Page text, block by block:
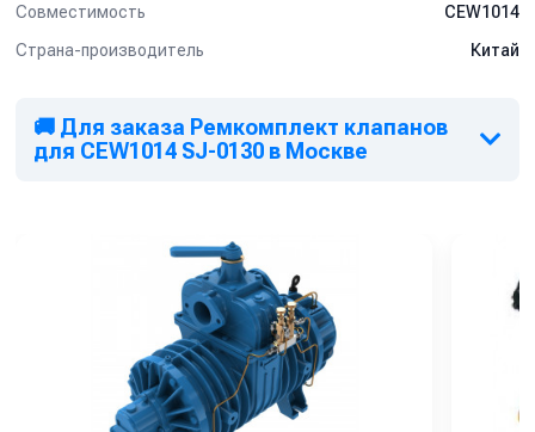
Совместимость
CEW1014
Страна-производитель
Китай
🚚 Для заказа Ремкомплект клапанов
для CEW1014 SJ-0130 в Москве